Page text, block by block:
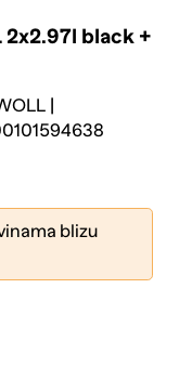
2x2.97l black +
blizu